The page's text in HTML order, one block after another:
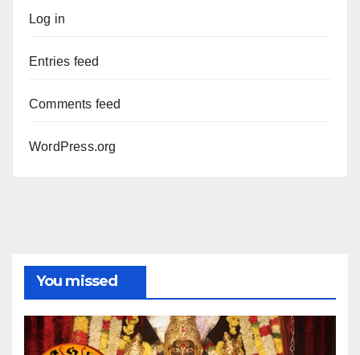
Log in
Entries feed
Comments feed
WordPress.org
You missed